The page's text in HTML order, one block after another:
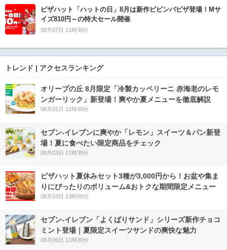
ピザハット「ハットの日」8月は新作ビビンバピザ登場！Mサ
イズ810円～の特大セール開催
08月07日 11時30分
トレンド | アクセスランキング
オリーブの丘 8月限定「冷製カッペリーニ 赤海老のレモ
ンガーリック」新登場！爽やか夏メニューを徹底解説
08月01日 11時30分
セブン‐イレブンに爽やか「レモン」スイーツ＆パン新登
場！夏に食べたい限定商品をチェック
08月03日 11時30分
ピザハット夏休みセット3種が3,000円から！お盆や集ま
りにぴったりのボリューム&おトクな期間限定メニュー
08月03日 13時00分
セブン‐イレブン「よくばりサンド」シリーズ新作チョコ
ミント登場｜夏限定スイーツサンドの爽快な魅力
08月06日 11時30分